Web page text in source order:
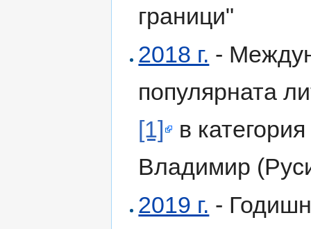
граници"
2018 г. -
популярната
[1]
в
Владимир
2019 г. -